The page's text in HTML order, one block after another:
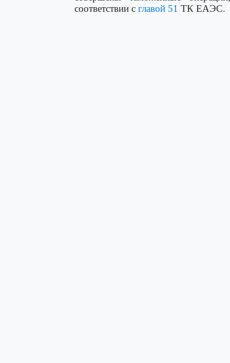
соответствии с главой 51 ТК ЕАЭС.